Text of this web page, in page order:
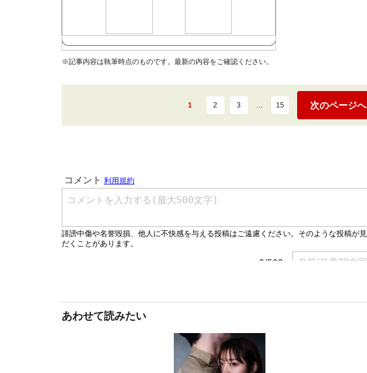
※記事内容は執筆時点のものです。最新の内容をご確認ください。
1 2 3 … 15 次のページへ
あわせて読みたい